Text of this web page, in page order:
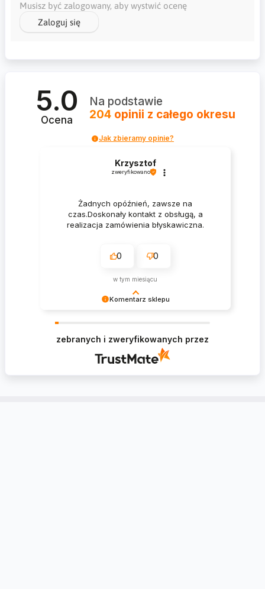
Musisz być zalogowany, aby wystwić ocenę
Zaloguj się
5.0
Ocena
Na podstawie
204 opinii z całego okresu
Jak zbieramy opinie?
Komentarz sklepu
Krzysztof
zweryfikowano
Żadnych opóźnień, zawsze na
czas.Doskonały kontakt z obsługą, a
realizacja zamówienia błyskawiczna.
0 0
w tym miesiącu
zebranych i zweryfikowanych przez